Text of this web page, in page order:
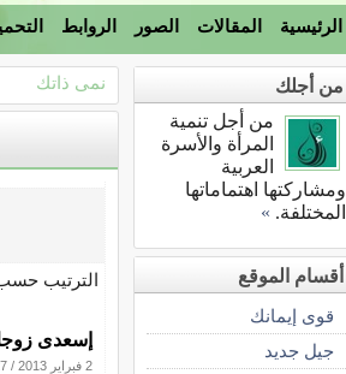
الرئيسية المقالات الصور الروابط
نمى ذاتك
الترتيب
إسعدى
2 فبراير 2013 /
من أجلك
من أجل تنمية
المرأة والأسرة
العربية
ومشاركتها اهتماماتها
المختلفة. »
أقسام الموقع
قوى إيمانك
جيل جديد